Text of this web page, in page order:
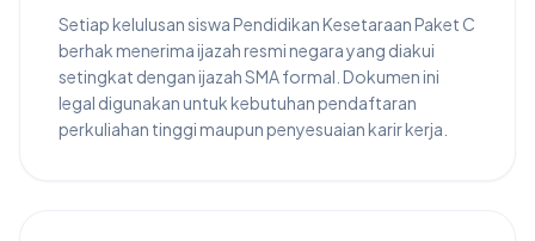
Setiap kelulusan siswa Pendidikan Kesetaraan Paket C
berhak menerima ijazah resmi negara yang diakui
setingkat dengan ijazah SMA formal. Dokumen ini
legal digunakan untuk kebutuhan pendaftaran
perkuliahan tinggi maupun penyesuaian karir kerja.